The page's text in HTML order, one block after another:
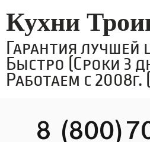
Кухни
Гарантия лучшей
Быстро (Сроки 3
Работаем с 2008г.
8